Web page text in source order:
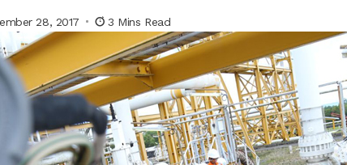
28, 2017 3 Mins Read